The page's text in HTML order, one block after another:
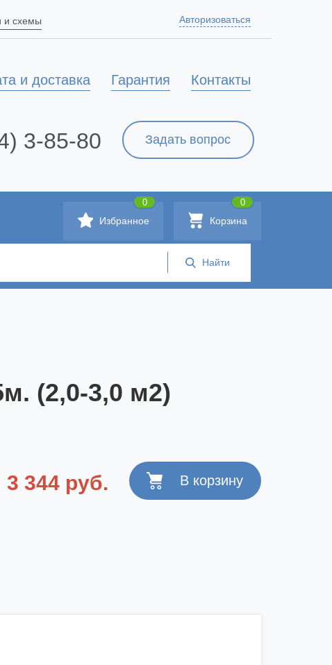
и схемы Авторизоваться
Контакты
Гарантия
и доставка
Задать вопрос
3-85-80
Корзина
0
Избранное
0
(2,0-3,0 м2)
3 344 руб.